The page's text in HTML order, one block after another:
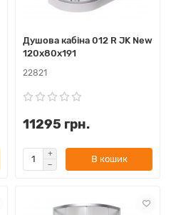
Душова кабіна 012 R JK New
120x80x191
22821
11295 грн.
В кошик